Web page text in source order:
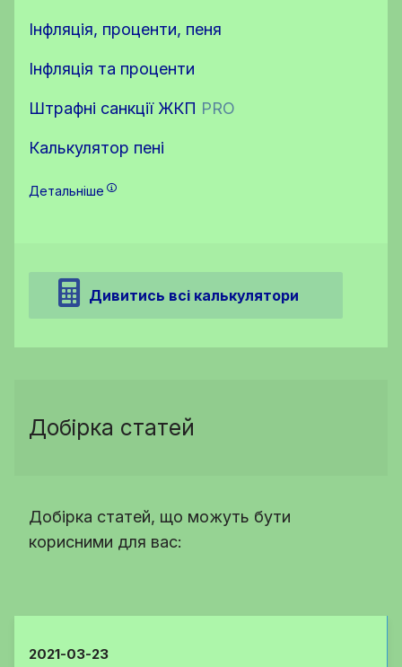
Інфляція, проценти, пеня
Інфляція та проценти
Штрафні санкції ЖКП PRO
Калькулятор пені
Детальніше
Дивитись всі калькулятори
Добірка статей
Добірка статей, що можуть бути
корисними для вас:
2021-03-23